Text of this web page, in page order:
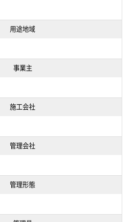
用途地域
事業主
施工会社
管理会社
管理形態